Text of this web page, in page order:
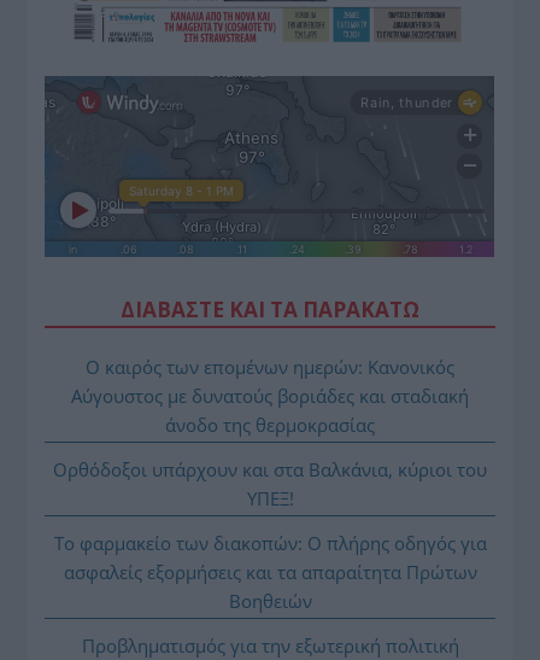
ΔΙΑΒΑΣΤΕ ΚΑΙ ΤΑ ΠΑΡΑΚΑΤΩ
Ο καιρός των επομένων ημερών: Κανονικός
Αύγουστος με δυνατούς βοριάδες και σταδιακή
άνοδο της θερμοκρασίας
Ορθόδοξοι υπάρχουν και στα Βαλκάνια, κύριοι του
ΥΠΕΞ!
Το φαρμακείο των διακοπών: Ο πλήρης οδηγός για
ασφαλείς εξορμήσεις και τα απαραίτητα Πρώτων
Βοηθειών
Προβληματισμός για την εξωτερική πολιτική